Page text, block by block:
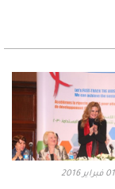
01 فبراير 2016